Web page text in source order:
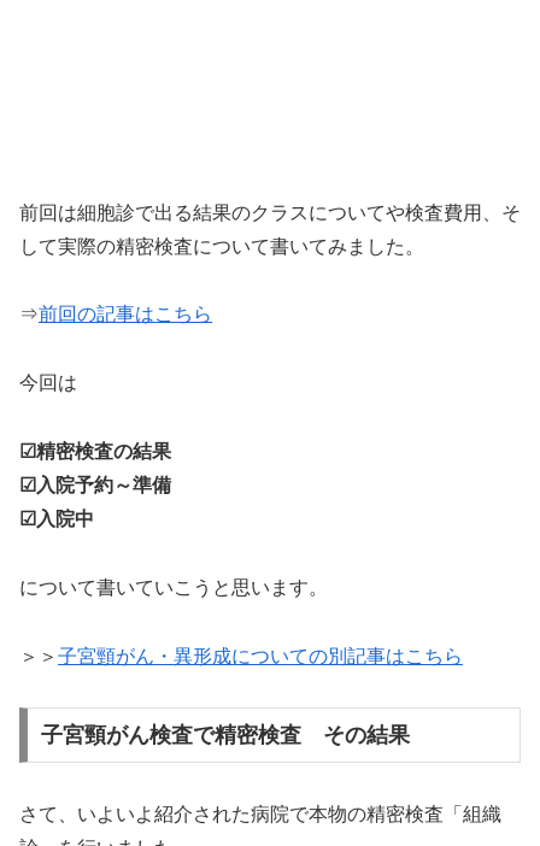
前回は細胞診で出る結果のクラスについてや検査費用、そ
して実際の精密検査について書いてみました。
⇒前回の記事はこちら
今回は
☑精密検査の結果
☑入院予約～準備
☑入院中
について書いていこうと思います。
＞＞ 子宮頸がん・異形成についての別記事はこちら
子宮頸がん検査で精密検査 その結果
さて、いよいよ紹介された病院で本物の精密検査「組織